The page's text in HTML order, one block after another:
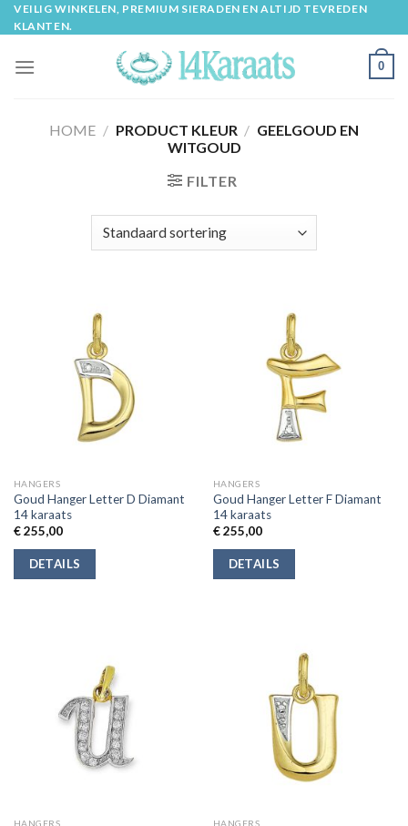
Skip
to
VEILIG WINKELEN, PREMIUM SIERADEN EN ALTIJD TEVREDEN
KLANTEN.
0
HOME / PRODUCT KLEUR / GEELGOUD EN
WITGOUD
FILTER
HANGERS
Goud Hanger Letter D Diamant
14 karaats
€255,00
DETAILS
HANGERS
Goud Hanger Letter F Diamant
14 karaats
€255,00
DETAILS
HANGERS HANGERS